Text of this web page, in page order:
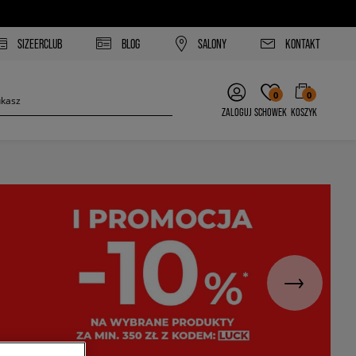
SIZEERCLUB BLOG SALONY KONTAKT
ZALOGUJ
0
SCHOWEK
0
KOSZYK